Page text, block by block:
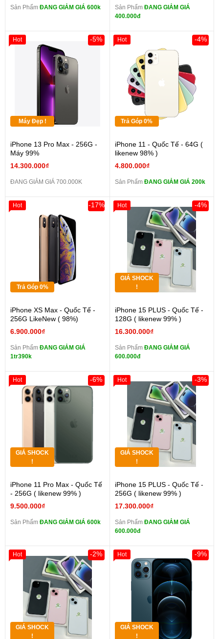
Sản Phẩm ĐANG GIẢM GIÁ 600k Sản Phẩm ĐANG GIẢM GIÁ
400.000đ
Máy Đẹp !
iPhone 13 Pro Max - 256G -
Máy 99%
14.300.000₫
-5%
ĐANG GIẢM GIÁ 700.000K
Hot
Trả Góp 0%
iPhone 11 - Quốc Tế - 64G (
likenew 98% )
4.800.000₫
-4%
Sản Phẩm ĐANG GIẢM GIÁ 200k
Hot
Trả Góp 0%
iPhone XS Max - Quốc Tế -
256G LikeNew ( 98%)
6.900.000₫
-17%
Sản Phẩm ĐANG GIẢM GIÁ
1tr390k
Hot
GIÁ SHOCK
!
iPhone 15 PLUS - Quốc Tế -
128G ( likenew 99% )
16.300.000₫
-4%
Sản Phẩm ĐANG GIẢM GIÁ
600.000đ
Hot
GIÁ SHOCK
!
iPhone 11 Pro Max - Quốc Tế
- 256G ( likenew 99% )
9.500.000₫
-6%
Sản Phẩm ĐANG GIẢM GIÁ 600k
Hot
GIÁ SHOCK
!
iPhone 15 PLUS - Quốc Tế -
256G ( likenew 99% )
17.300.000₫
-3%
Sản Phẩm ĐANG GIẢM GIÁ
600.000đ
Hot
GIÁ SHOCK
!
-2%
Hot
GIÁ SHOCK
!
-9%
Hot